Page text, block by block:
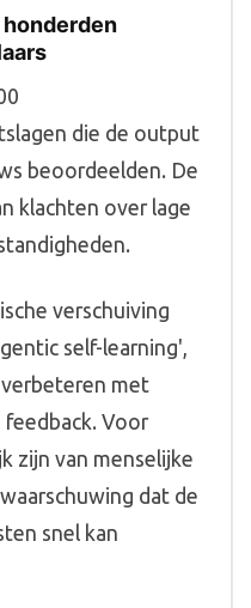
honderden
die de output
beoordeelden. De
klachten over lage
verschuiving
self-learning',
met
Voor
zijn van menselijke
dat de
snel kan